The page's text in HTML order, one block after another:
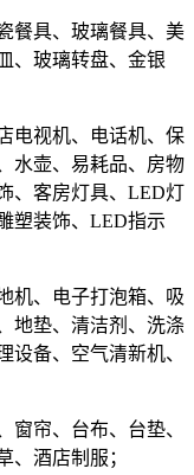
餐具、玻璃餐具、美
、玻璃转盘、金银
电视机、电话机、保
水壶、易耗品、房物
、客房灯具、LED灯
塑装饰、LED指示
机、电子打泡箱、吸
地垫、清洁剂、洗涤
设备、空气清新机、
窗帘、台布、台垫、
、酒店制服；